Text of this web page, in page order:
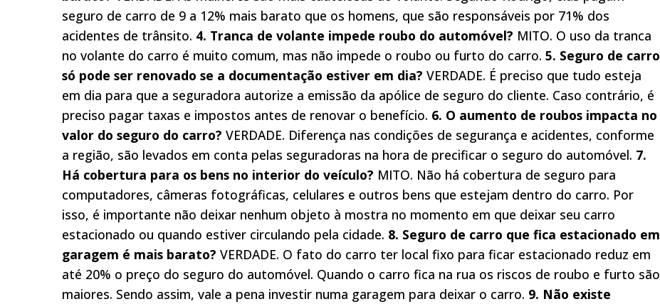
seguro de carro de 9 a 12% mais barato que os homens, que são responsáveis por 71% dos
acidentes de trânsito. 4. Tranca de volante impede roubo do automóvel? MITO. O uso da tranca
no volante do carro é muito comum, mas não impede o roubo ou furto do carro. 5. Seguro de carro
só pode ser renovado se a documentação estiver em dia? VERDADE. É preciso que tudo esteja
em dia para que a seguradora autorize a emissão da apólice de seguro do cliente. Caso contrário, é
preciso pagar taxas e impostos antes de renovar o benefício. 6. O aumento de roubos impacta no
valor do seguro do carro? VERDADE. Diferença nas condições de segurança e acidentes, conforme
a região, são levados em conta pelas seguradoras na hora de precificar o seguro do automóvel. 7.
Há cobertura para os bens no interior do veículo? MITO. Não há cobertura de seguro para
computadores, câmeras fotográficas, celulares e outros bens que estejam dentro do carro. Por
isso, é importante não deixar nenhum objeto à mostra no momento em que deixar seu carro
estacionado ou quando estiver circulando pela cidade. 8. Seguro de carro que fica estacionado em
garagem é mais barato? VERDADE. O fato do carro ter local fixo para ficar estacionado reduz em
até 20% o preço do seguro do automóvel. Quando o carro fica na rua os riscos de roubo e furto são
maiores. Sendo assim, vale a pena investir numa garagem para deixar o carro. 9. Não existe